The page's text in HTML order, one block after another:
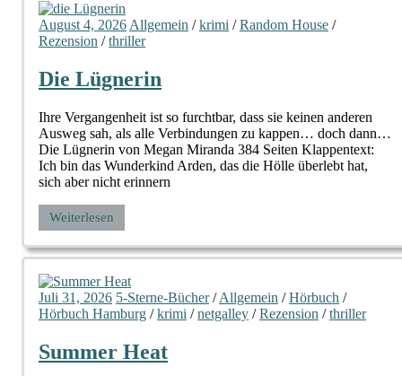
August 4, 2026 Allgemein /krimi /Random House /
Rezension /thriller
Die Lügnerin
Ihre Vergangenheit ist so furchtbar, dass sie keinen anderen
Ausweg sah, als alle Verbindungen zu kappen… doch dann…
Die Lügnerin von Megan Miranda 384 Seiten Klappentext:
Ich bin das Wunderkind Arden, das die Hölle überlebt hat,
sich aber nicht erinnern
Weiterlesen
Juli 31, 2026 5-Sterne-Bücher/Allgemein /Hörbuch /
Hörbuch Hamburg /krimi /netgalley /Rezension /thriller
Summer Heat